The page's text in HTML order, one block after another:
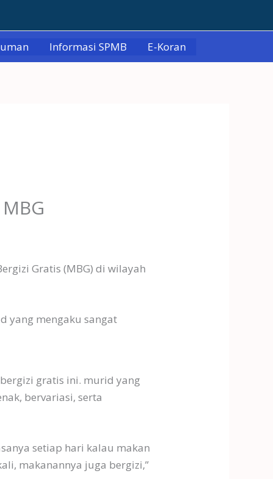
Informasi SPMB E-Koran
Gratis (MBG) di wilayah
yang mengaku sangat
gratis ini. murid yang
bervariasi, serta
setiap hari kalau makan
makanannya juga bergizi,”